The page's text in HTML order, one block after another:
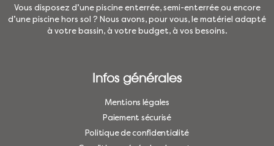
Vous disposez d’une piscine enterrée, semi-enterrée ou encore
d’une piscine hors sol ? Nous avons, pour vous, le matériel adapté
à votre bassin, à votre budget, à vos besoins.
Infos générales
Mentions légales
Paiement sécurisé
Politique de confidentialité